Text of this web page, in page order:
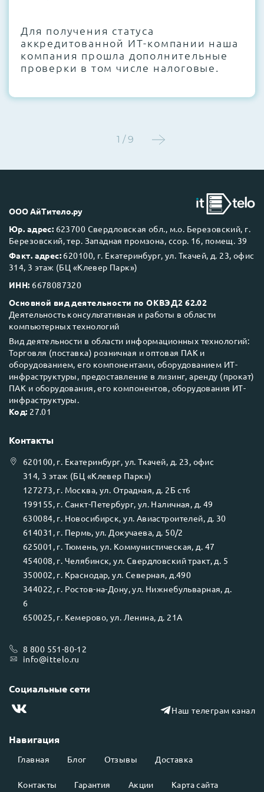
Этап 4:Стресс-тестирование под 100%
нагрузкой в течение 72 часов для
проверки стабильности всех подсистем
Next Business Day (NBD)
Для получения статуса
аккредитованной ИТ-компании наша
компания прошла дополнительные
проверки в том числе налоговые.
1 / 9
ООО АйТитело.ру
Юр. адрес: 623700 Свердловская обл., м.о. Березовский, г.
Березовский, тер. Западная промзона, ссор. 16, помещ. 39
Факт. адрес: 620100, г. Екатеринбург, ул. Ткачей, д. 23, офис
314, 3 этаж (БЦ «Клевер Парк»)
ИНН: 6678087320
Основной вид деятельности по ОКВЭД2 62.02
Деятельность консультативная и работы в области
компьютерных технологий
Вид деятельности в области информационных технологий:
Торговля (поставка) розничная и оптовая ПАК и
оборудованием, его компонентами, оборудованием ИТ-
инфраструктуры, предоставление в лизинг, аренду (прокат)
ПАК и оборудования, его компонентов, оборудования ИТ-
инфраструктуры.
Код: 27.01
Навигация
Главная Блог Отзывы Доставка
Контакты Гарантия Акции Карта сайта
Контакты
620100, г. Екатеринбург, ул.Ткачей, д. 23, офис
314, 3 этаж (БЦ «Клевер Парк»)
127273, г. Москва, ул. Отрадная, д. 2Б ст6
199155, г. Санкт-Петербург, ул. Наличная, д. 49
630084, г. Новосибирск, ул. Авиастроителей, д. 30
614031 , г. Пермь, ул. Докучаева, д. 50/2
625001 , г. Тюмень, ул. Коммунистическая, д. 47
454008, г. Челябинск, ул. Свердловский тракт, д. 5
350002, г. Краснодар, ул. Северная, д.490
344022, г. Ростов-на-Дону, ул. Нижнебульварная, д.
6
650025, г. Кемерово, ул. Ленина, д. 21А
8 800 551-80-12
info@ittelo.ru
Социальные сети
Наш телеграм канал